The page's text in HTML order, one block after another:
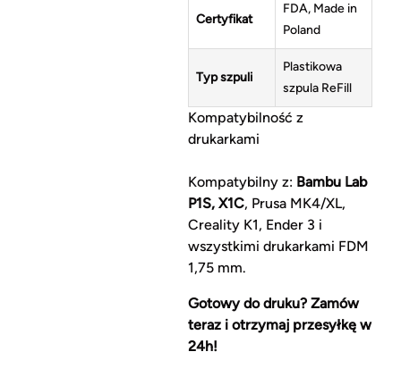
Certyfikat
FDA, Made in
Poland
Typ szpuli
Plastikowa
szpula ReFill
Kompatybilność z
drukarkami
Kompatybilny z: Bambu Lab
P1S, X1C, Prusa MK4/XL,
Creality K1, Ender 3 i
wszystkimi drukarkami FDM
1,75 mm.
Gotowy do druku? Zamów
teraz i otrzymaj przesyłkę w
24h!